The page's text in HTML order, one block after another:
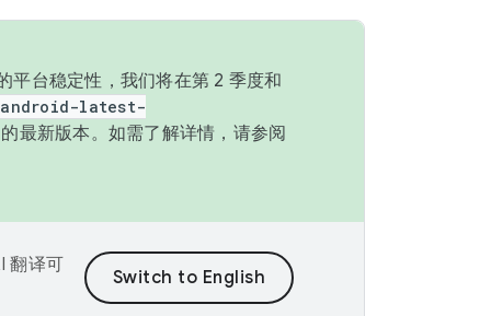
平台稳定性，我们将在第 2 季度和
android-latest-
最新版本。如需了解详情，请参阅
翻译可